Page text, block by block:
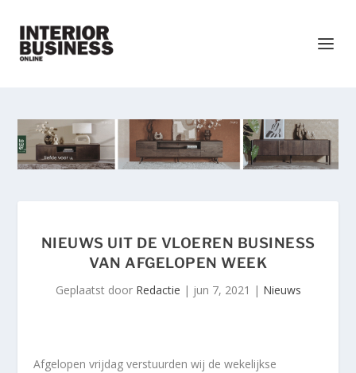
NIEUWS UIT DE VLOEREN BUSINESS
VAN AFGELOPEN WEEK
Geplaatst door Redactie | jun 7, 2021 | Nieuws
Afgelopen vrijdag verstuurden wij de wekelijkse